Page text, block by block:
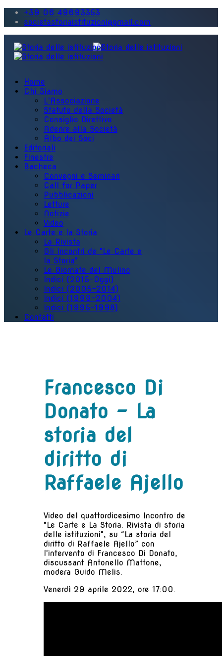
+39 06 49693353
societastoriaistituzioni@gmail.com
Home
Chi Siamo
L'Associazione
Statuto della Società
Consiglio Direttivo
Aderire alla Società
Albo dei Soci
Editoriali
Finestre
Bacheca
Convegni e Seminari
Call for Paper
Pubblicazioni
Letture
Notizie
Video
Le Carte e la Storia
La Rivista
Gli Incontri de "Le Carte e
la Storia"
Le Giornate del Mulino
Indici (2015-Oggi)
Indici (2005-2014)
Indici (1999-2004)
Indici (1995-1998)
Contatti
Francesco Di
Donato - La
storia del
diritto di
Raffaele Ajello
Video del quattordicesimo Incontro de
"Le Carte e La Storia. Rivista di storia
delle istituzioni", su “La storia del
diritto di Raffaele Ajello” con
l'intervento di Francesco Di Donato,
discussant Antonello Mattone,
modera Guido Melis.
Venerdì 29 aprile 2022, ore 17:00.